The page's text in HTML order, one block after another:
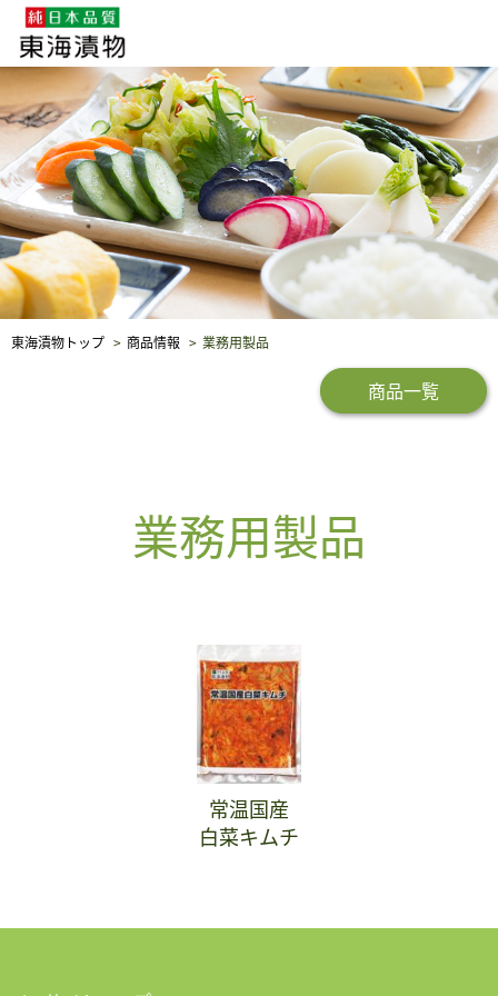
企業・採用情報 社会貢献 品質保証
東海漬物トップ 商品情報 業務用製品
商品一覧
業務用製品
常温国産
白菜キムチ